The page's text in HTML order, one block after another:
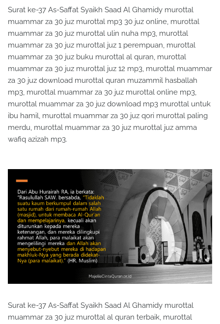
Surat ke-37 As-Saffat Syaikh Saad Al Ghamidy murottal
muammar za 30 juz murottal mp3 30 juz online, murottal
muammar za 30 juz murottal ulin nuha mp3, murottal
muammar za 30 juz murottal juz 1 perempuan, murottal
muammar za 30 juz buku murottal al quran, murottal
muammar za 30 juz murottal juz 12 mp3, murottal muammar
za 30 juz download murottal quran muzammil hasballah
mp3, murottal muammar za 30 juz murottal online mp3,
murottal muammar za 30 juz download mp3 murottal untuk
ibu hamil, murottal muammar za 30 juz qori murottal paling
merdu, murottal muammar za 30 juz murottal juz amma
wafiq azizah mp3.
Surat ke-37 As-Saffat Syaikh Saad Al Ghamidy murottal
muammar za 30 juz murottal al quran terbaik, murottal